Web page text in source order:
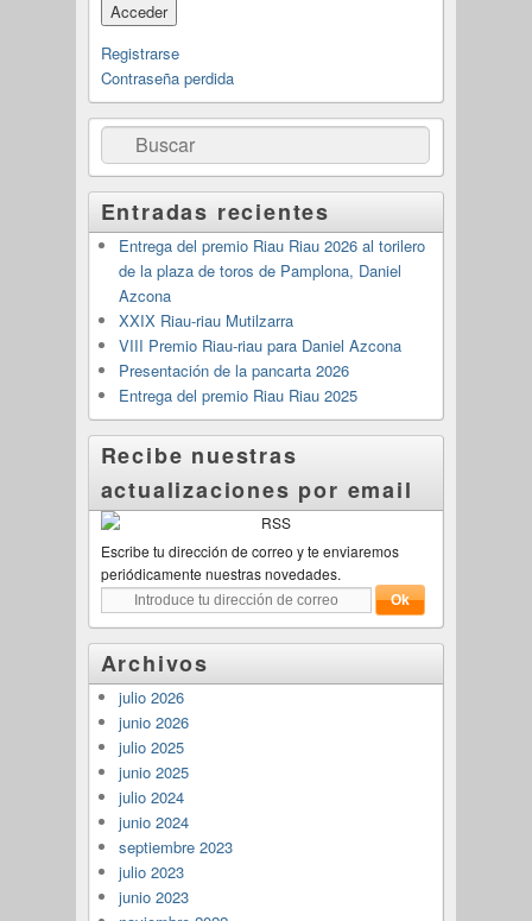
Registrarse
Contraseña perdida
Buscar
Entradas recientes
Entrega del premio Riau Riau 2026 al torilero
de la plaza de toros de Pamplona, Daniel
Azcona
XXIX Riau-riau Mutilzarra
VIII Premio Riau-riau para Daniel Azcona
Presentación de la pancarta 2026
Entrega del premio Riau Riau 2025
Recibe nuestras
actualizaciones por email
Escribe tu dirección de correo y te enviaremos
periódicamente nuestras novedades.
Archivos
julio 2026
junio 2026
julio 2025
junio 2025
julio 2024
junio 2024
septiembre 2023
julio 2023
junio 2023